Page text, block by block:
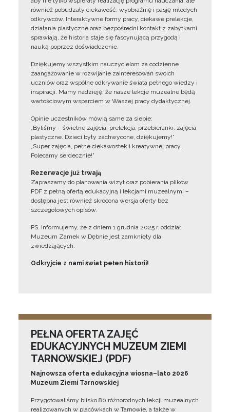
również pobudzały ciekawość, wyobraźnię i pasję młodych
odkrywców. Interaktywne formy pracy, ciekawe prelekcje,
działania plastyczne oraz bezpośredni kontakt z zabytkami
sprawiają, że historia staje się fascynującą przygodą i
nauką poprzez doświadczenie.
Dziękujemy wszystkim nauczycielom za codzienne
zaangażowanie w rozwijanie zainteresowań swoich
uczniów oraz wspólne odkrywanie świata pełnego wiedzy i
inspiracji. Mamy nadzieję, że nasze lekcje muzealne będą
wartościowym wsparciem w Waszej pracy dydaktycznej.
Opinie uczestników mówią same za siebie:
„Byliśmy – świetne zajęcia, prelekcja, przebieranki, zajęcia
plastyczne. Dzieci były zachwycone, dziękujemy!”
„Super zajęcia, pełne ciekawostek i kreatywnej pracy.
Polecamy serdecznie!”
Rezerwacje już trwają
Zapraszamy do planowania wizyt oraz pobierania plików
PDF z pełną ofertą edukacyjną i lekcjami muzealnymi –
dostępna jest również skrócona wersja oferty bez
szczegółowych opisów.
PS. Informujemy, że z dniem 1 grudnia 2025 r. oddział
Muzeum Zamek w Dębnie jest zamknięty dla
zwiedzających.
Odkryjcie z nami świat pełen historii!
PEŁNA OFERTA ZAJĘĆ
EDUKACYJNYCH MUZEUM ZIEMI
TARNOWSKIEJ (PDF)
Najnowsza oferta edukacyjna wiosna–lato 2026
Muzeum Ziemi Tarnowskiej
Przygotowaliśmy blisko 80 różnorodnych lekcji muzealnych
realizowanych w placówkach w Tarnowie, a także w